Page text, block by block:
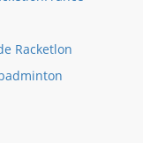
Racketlon